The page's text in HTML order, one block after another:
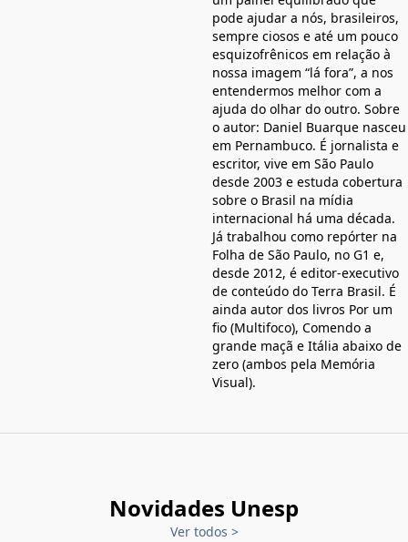
pode ajudar a nós, brasileiros,
sempre ciosos e até um pouco
esquizofrênicos em relação à
nossa imagem “lá fora”, a nos
entendermos melhor com a
ajuda do olhar do outro. Sobre
o autor: Daniel Buarque nasceu
em Pernambuco. É jornalista e
escritor, vive em São Paulo
desde 2003 e estuda cobertura
sobre o Brasil na mídia
internacional há uma década.
Já trabalhou como repórter na
Folha de São Paulo, no G1 e,
desde 2012, é editor-executivo
de conteúdo do Terra Brasil. É
ainda autor dos livros Por um
fio (Multifoco), Comendo a
grande maçã e Itália abaixo de
zero (ambos pela Memória
Visual).
Novidades Unesp
Ver todos >